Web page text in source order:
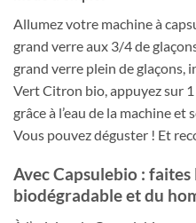
Allumez votre machine à
grand verre aux 3/4 de
grand verre plein de glaçons,
Vert Citron bio, appuyez sur 1
grâce à l’eau de la machine
Vous pouvez déguster ! Et
Avec Capsulebio :
biodégradable et du